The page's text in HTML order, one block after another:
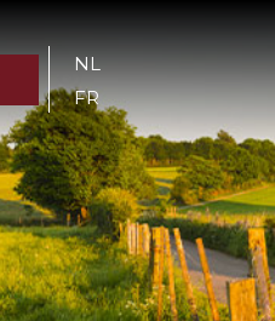
NL
FR